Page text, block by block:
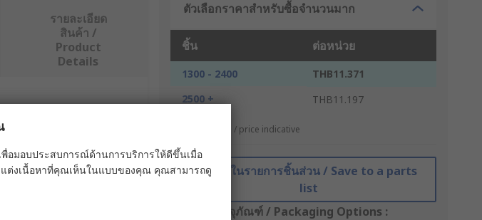
ตัวเลือกราคาสำหรับซื้อจำนวนมาก
ชิ้น ต่อหน่วย
1300 - 2400
THB11.371
2500 +
THB11.197
*ตัวบ่งบอกราคา / price indicative
บันทึกในรายการชิ้นส่วน / Save to a parts
list
ตัวเลือกบรรจุภัณฑ์ / Packaging Options :
รายละเอียด
สินค้า /
Product
Details
อมอบประสบการณ์ด้านการบริการให้ดีขึ้นเมื่อ
ต่งเนื้อหาที่คุณเห็นในแบบของคุณ คุณสามารถดู